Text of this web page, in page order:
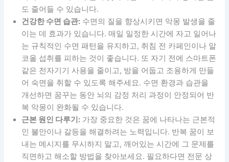
도 줄어들 수 있습니다.
건강한 수면 습관: 수면의 질을 향상시키면 악몽 발생을 줄
이는 데 효과가 있습니다. 매일 일정한 시간에 자고 일어나
는 규칙적인 수면 패턴을 유지하고, 취침 전 카페인이나 알
코올 섭취를 피하는 것이 좋습니다. 또 자기 전에 스마트폰
같은 전자기기 사용을 줄이고, 방을 어둡고 조용하게 만들
어 숙면을 취할 수 있도록 해주세요. 수면 환경과 습관을
개선하면 꿈꾸는 동안 뇌의 감정 처리 과정이 안정되어 반
복 악몽이 완화될 수 있습니다.
근본 원인 다루기: 가장 중요한 것은 꿈에 나타나는 근본적
인 불안이나 갈등을 해결하려는 노력입니다. 반복 꿈이 보
내는 메시지를 무시하지 말고, 깨어있는 시간에 그 문제를
직면하고 해소할 방법을 찾아보세요. 필요하다면 전문 상